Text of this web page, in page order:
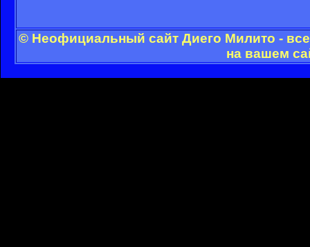
© Неофициальный сайт Диего Милито -
на вашем